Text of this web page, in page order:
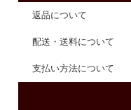
返品について
配送・送料について
支払い方法について